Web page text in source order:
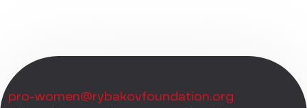
pro-women@rybakovfoundation.org